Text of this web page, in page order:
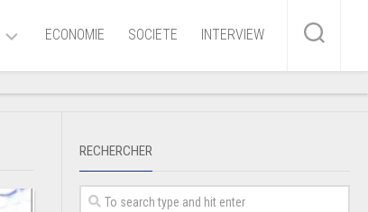
ECONOMIE SOCIETE INTERVIEW
RECHERCHER